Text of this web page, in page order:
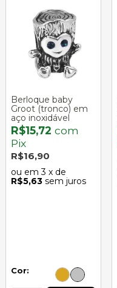
Berloque baby
Groot (tronco) em
aço inoxidável
R$15,72 com
Pix
R$16,90
3 x de
R$5,63 sem juros
Cor: